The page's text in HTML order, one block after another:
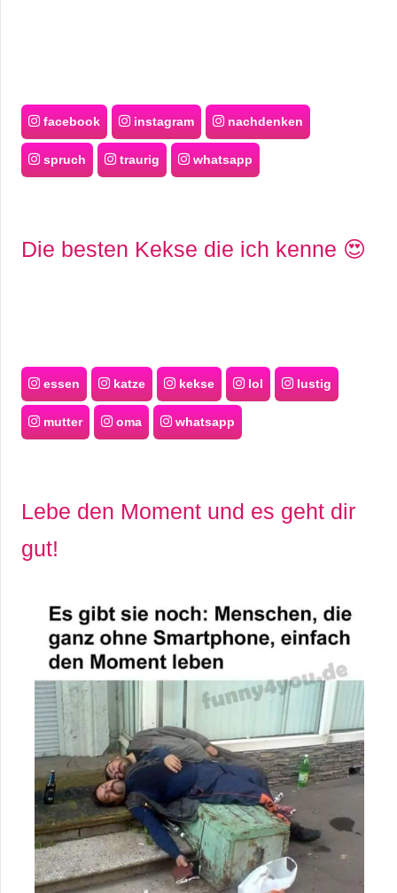
facebook instagram nachdenken
spruch traurig whatsapp
Die besten Kekse die ich kenne 😍
essen katze kekse lol lustig
mutter oma whatsapp
Lebe den Moment und es geht dir
gut!